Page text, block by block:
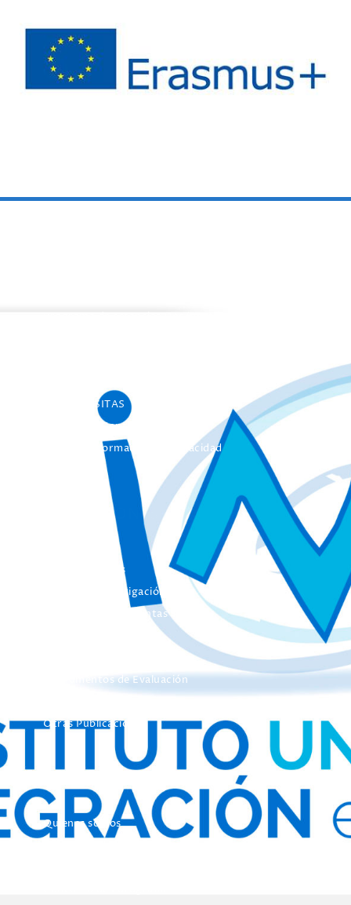
UNIdiVERSITAS
Formación Continua
Servicio Información Discapacidad
Infoautismo
PUBLICACIONES
Colección Actas
Colección Investigación
Colección Herramientas
Instrumentos de Evaluación
Otras Publicaciones
EL INICO
Quienes somos